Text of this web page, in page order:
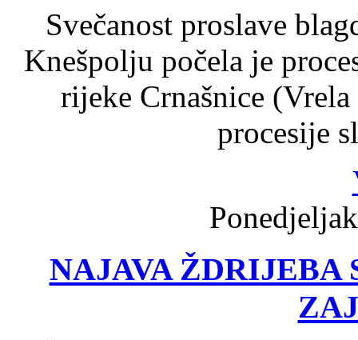
Svečanost proslave
Knešpolju počela je
rijeke Crnašnice
procesije
NAJAVA